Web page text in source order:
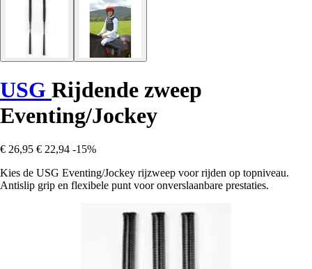
USG Rijdende zweep
Eventing/Jockey
€ 26,95 € 22,94 -15%
Kies de USG Eventing/Jockey rijzweep voor rijden op topniveau.
Antislip grip en flexibele punt voor onverslaanbare prestaties.